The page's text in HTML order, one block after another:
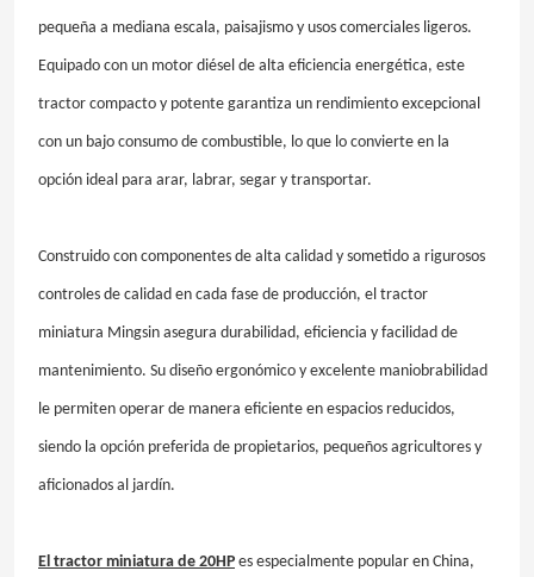
pequeña a mediana escala, paisajismo y usos comerciales ligeros.
Equipado con un motor diésel de alta eficiencia energética, este
tractor compacto y potente garantiza un rendimiento excepcional
con un bajo consumo de combustible, lo que lo convierte en la
opción ideal para arar, labrar, segar y transportar.
Construido con componentes de alta calidad y sometido a rigurosos
controles de calidad en cada fase de producción, el tractor
miniatura Mingsin asegura durabilidad, eficiencia y facilidad de
mantenimiento. Su diseño ergonómico y excelente maniobrabilidad
le permiten operar de manera eficiente en espacios reducidos,
siendo la opción preferida de propietarios, pequeños agricultores y
aficionados al jardín.
El tractor miniatura de 20HP es especialmente popular en China,